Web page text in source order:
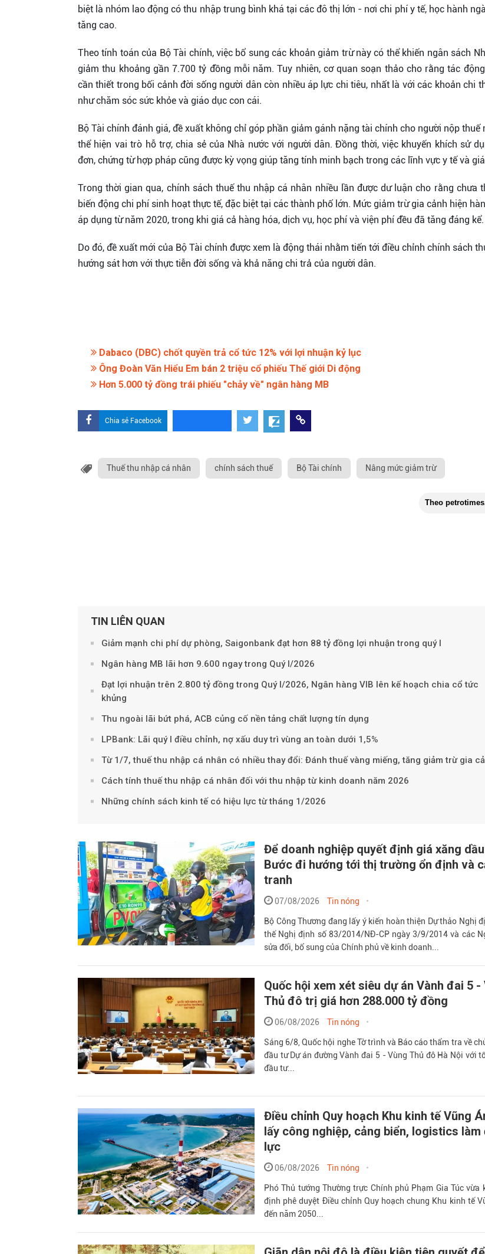
biệt là nhóm lao động có thu nhập trung bình khá tại các đô thị lớn - nơi chi phí y tế, học hành
tăng cao.
Theo tính toán của Bộ Tài chính, việc bổ sung các khoản giảm trừ này có thể khiến ngân sách
giảm thu khoảng gần 7.700 tỷ đồng mỗi năm. Tuy nhiên, cơ quan soạn thảo cho rằng tác
cần thiết trong bối cảnh đời sống người dân còn nhiều áp lực chi tiêu, nhất là với các khoản chi
như chăm sóc sức khỏe và giáo dục con cái.
Bộ Tài chính đánh giá, đề xuất không chỉ góp phần giảm gánh nặng tài chính cho người nộp thuế
thể hiện vai trò hỗ trợ, chia sẻ của Nhà nước với người dân. Đồng thời, việc khuyến khích sử
đơn, chứng từ hợp pháp cũng được kỳ vọng giúp tăng tính minh bạch trong các lĩnh vực y tế và
Trong thời gian qua, chính sách thuế thu nhập cá nhân nhiều lần được dư luận cho rằng chưa
biến động chi phí sinh hoạt thực tế, đặc biệt tại các thành phố lớn. Mức giảm trừ gia cảnh hiện
áp dụng từ năm 2020, trong khi giá cả hàng hóa, dịch vụ, học phí và viện phí đều đã tăng đáng kể.
Do đó, đề xuất mới của Bộ Tài chính được xem là động thái nhằm tiến tới điều chỉnh chính sách
hướng sát hơn với thực tiễn đời sống và khả năng chi trả của người dân.
Dabaco (DBC) chốt quyền trả cổ tức 12% với lợi nhuận kỷ lục
Ông Đoàn Văn Hiểu Em bán 2 triệu cổ phiếu Thế giới Di động
Hơn 5.000 tỷ đồng trái phiếu "chảy về" ngân hàng MB
Chia sẻ Facebook
Thuế thu nhập cá nhân chính sách thuế Bộ Tài chính Nâng mức giảm trừ
TIN LIÊN QUAN
Giảm mạnh chi phí dự phòng, Saigonbank đạt hơn 88 tỷ đồng lợi nhuận trong quý I
Ngân hàng MB lãi hơn 9.600 ngay trong Quý I/2026
Đạt lợi nhuận trên 2.800 tỷ đồng trong Quý I/2026, Ngân hàng VIB lên kế hoạch chia cổ tức
khủng
Thu ngoài lãi bứt phá, ACB củng cố nền tảng chất lượng tín dụng
LPBank: Lãi quý I điều chỉnh, nợ xấu duy trì vùng an toàn dưới 1,5%
Từ 1/7, thuế thu nhập cá nhân có nhiều thay đổi: Đánh thuế vàng miếng, tăng giảm trừ gia
Cách tính thuế thu nhập cá nhân đối với thu nhập từ kinh doanh năm 2026
Những chính sách kinh tế có hiệu lực từ tháng 1/2026
Để doanh nghiệp quyết định giá xăng
Bước đi hướng tới thị trường ổn định và
tranh
07/08/2026 Tin nóng
Bộ Công Thương đang lấy ý kiến hoàn thiện Dự thảo Nghị
thế Nghị định số 83/2014/NĐ-CP ngày 3/9/2014 và các
sửa đổi, bổ sung của Chính phủ về kinh doanh...
Quốc hội xem xét siêu dự án Vành đai 5 -
Thủ đô trị giá hơn 288.000 tỷ đồng
06/08/2026 Tin nóng
Sáng 6/8, Quốc hội nghe Tờ trình và Báo cáo thẩm tra về
đầu tư Dự án đường Vành đai 5 - Vùng Thủ đô Hà Nội với
đầu tư...
Điều chỉnh Quy hoạch Khu kinh tế Vũng
lấy công nghiệp, cảng biển, logistics làm
lực
06/08/2026 Tin nóng
Phó Thủ tướng Thường trực Chính phủ Phạm Gia Túc vừa
định phê duyệt Điều chỉnh Quy hoạch chung Khu kinh tế
đến năm 2050...